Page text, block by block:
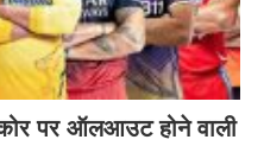
पर ऑलआउट होने वाली